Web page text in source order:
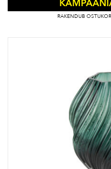
RAKENDUB